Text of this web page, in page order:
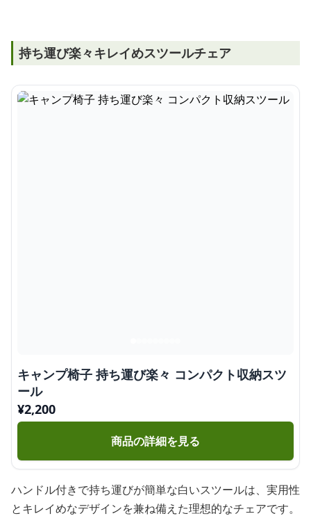
持ち運び楽々キレイめスツールチェア
キャンプ椅子 持ち運び楽々 コンパクト収納スツ
ール
¥2,200
商品の詳細を見る
ハンドル付きで持ち運びが簡単な白いスツールは、実用性
とキレイめなデザインを兼ね備えた理想的なチェアです。